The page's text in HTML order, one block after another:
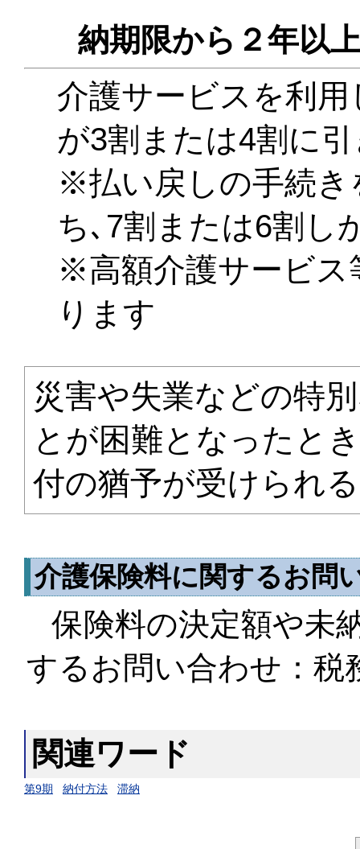
納期限から２年以
介護サービスを利
が3割または4割に
※払い戻しの手続き
ち､7割または6割し
※高額介護サービス
ります
災害や失業などの特
とが困難となったと
付の猶予が受けられ
介護保険料に関するお問
保険料の決定額や未
するお問い合わせ：
関連ワード
第9期 納付方法 滞納